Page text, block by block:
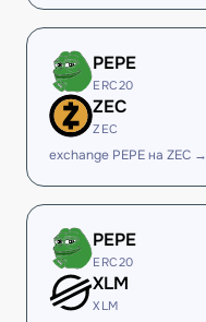
PEPE
ERC20
ZEC
ZEC
exchange PEPE на ZEC →
PEPE
ERC20
XLM
XLM